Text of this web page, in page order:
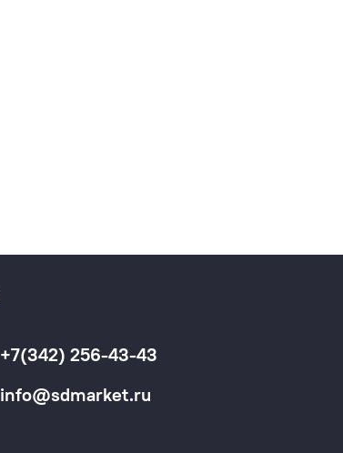
+7(342) 256-43-43
info@sdmarket.ru